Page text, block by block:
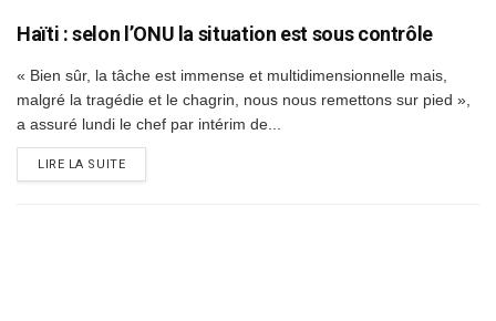
Haïti : selon l’ONU la situation est sous contrôle
« Bien sûr, la tâche est immense et multidimensionnelle mais,
malgré la tragédie et le chagrin, nous nous remettons sur pied »,
a assuré lundi le chef par intérim de...
LIRE LA SUITEDETAILS